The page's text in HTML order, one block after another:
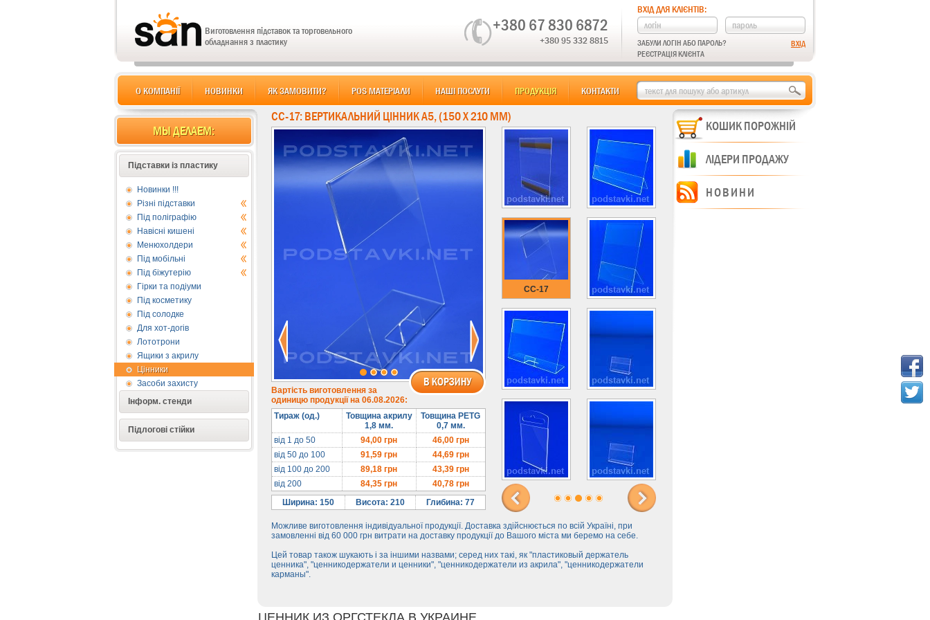
Виготовлення підставок та торговельного
обладнання з пластику
+380 67 830 6872
+380 95 332 8815
ВХІД ДЛЯ КЛІЄНТІВ:
ЗАБУЛИ ЛОГІН АБО ПАРОЛЬ?
РЕЄСТРАЦІЯ КЛІЄНТА
О КОМПАНІЇ НОВИНКИ ЯК ЗАМОВИТИ? POS МАТЕРІАЛИ НАШІ ПОСЛУГИ ПРОДУКЦІЯ КОНТАКТИ
МЫ ДЕЛАЕМ:
Підставки із пластику
Новинки !!!
Різні підставки
Під поліграфію
Навісні кишені
Менюхолдери
Під мобільні
Під біжутерію
Гірки та подіуми
Під косметику
Під солодке
Для хот-догів
Лототрони
Ящики з акрилу
Цінники
Засоби захисту
Інформ. стенди
Підлогові стійки
ЦЕННИК ИЗ ОРГСТЕКЛА В УКРАИНЕ.
CC-17: ВЕРТИКАЛЬНИЙ ЦІННИК А5, (150 Х 210 ММ)
Вартість виготовлення за
одиницю продукції на 06.08.2026:
Тираж (од.)
Товщина акрилу
1,8 мм.
Товщина PETG
0,7 мм.
від 1 до 50
94,00 грн 46,00грн
від 50 до 100
91,59 грн 44,69грн
від 100 до 200
89,18 грн 43,39грн
від 200
84,35 грн 40,78грн
Ширина: 150
Висота: 210 Глибина: 77
Можливе виготовлення індивідуальної продукції. Доставка здійснюється по всій Україні, при
замовленні від 60 000 грн витрати на доставку продукції до Вашого міста ми беремо на себе.
Цей товар також шукають і за іншими назвами; серед них такі, як "пластиковый держатель
ценника", "ценникодержатели и ценники", "ценникодержатели из акрила", "ценникодержатели
карманы".
CC-17
КОШИК ПОРОЖНІЙ
ЛІДЕРИ ПРОДАЖУ
НОВИНИ